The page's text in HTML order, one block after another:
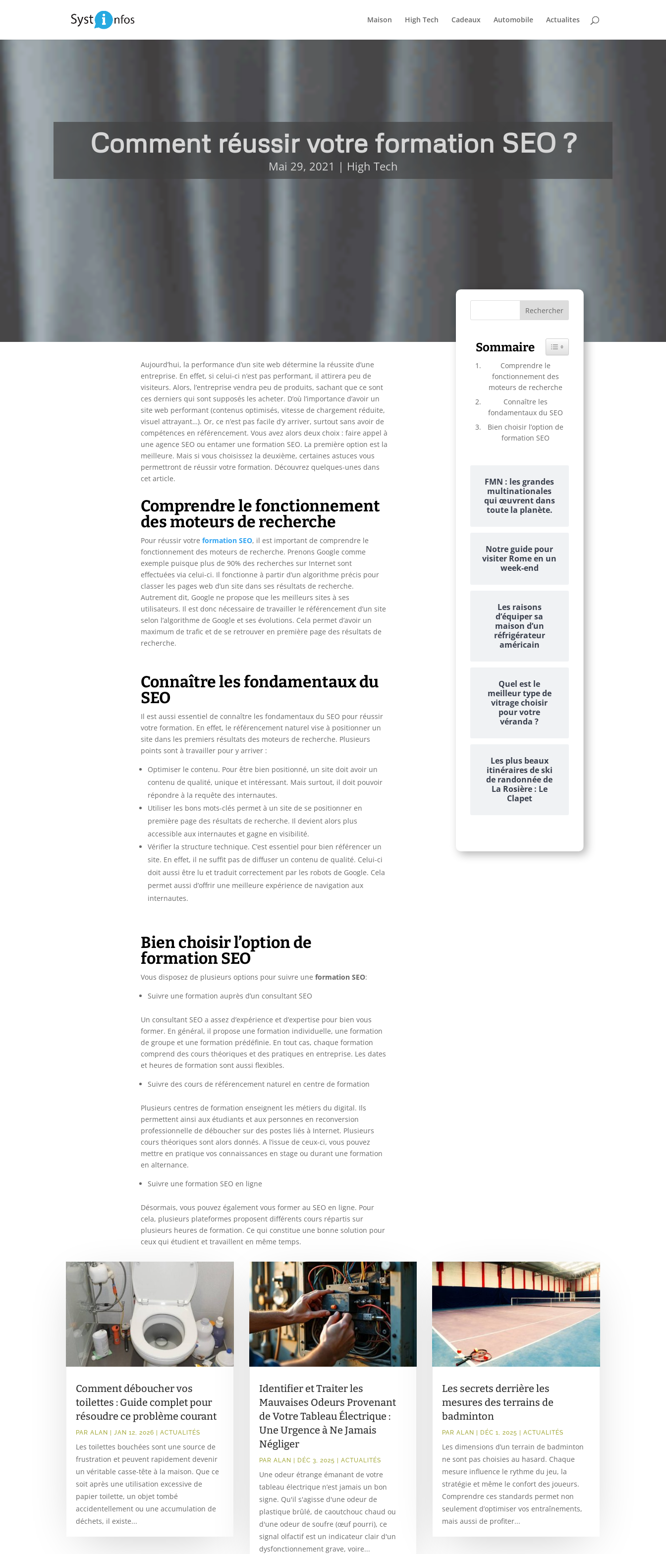
Maison High Tech Cadeaux Automobile Actualites
Comment réussir votre formation SEO ?
Mai 29, 2021 | High Tech
Aujourd’hui, la performance d’un site web détermine la réussite d’une
entreprise. En effet, si celui-ci n’est pas performant, il attirera peu de
visiteurs. Alors, l’entreprise vendra peu de produits, sachant que ce sont
ces derniers qui sont supposés les acheter. D’où l’importance d’avoir un
site web performant (contenus optimisés, vitesse de chargement réduite,
visuel attrayant…). Or, ce n’est pas facile d’y arriver, surtout sans avoir de
compétences en référencement. Vous avez alors deux choix : faire appel à
une agence SEO ou entamer une formation SEO. La première option est la
meilleure. Mais si vous choisissez la deuxième, certaines astuces vous
permettront de réussir votre formation. Découvrez quelques-unes dans
cet article.
Comprendre le fonctionnement
des moteurs de recherche
Pour réussir votreformation SEO, il est important de comprendre le
fonctionnement des moteurs de recherche. Prenons Google comme
exemple puisque plus de 90% des recherches sur Internet sont
effectuées via celui-ci. Il fonctionne à partir d’un algorithme précis pour
classer les pages web d’un site dans ses résultats de recherche.
Autrement dit, Google ne propose que les meilleurs sites à ses
utilisateurs. Il est donc nécessaire de travailler le référencement d’un site
selon l’algorithme de Google et ses évolutions. Cela permet d’avoir un
maximum de trafic et de se retrouver en première page des résultats de
recherche.
Connaître les fondamentaux du
SEO
Il est aussi essentiel de connaître les fondamentaux du SEO pour réussir
votre formation. En effet, le référencement naturel vise à positionner un
site dans les premiers résultats des moteurs de recherche. Plusieurs
points sont à travailler pour y arriver :
Optimiser le contenu. Pour être bien positionné, un site doit avoir un
contenu de qualité, unique et intéressant. Mais surtout, il doit pouvoir
répondre à la requête des internautes.
Utiliser les bons mots-clés permet à un site de se positionner en
première page des résultats de recherche. Il devient alors plus
accessible aux internautes et gagne en visibilité.
Vérifier la structure technique. C’est essentiel pour bien référencer un
site. En effet, il ne suffit pas de diffuser un contenu de qualité. Celui-ci
doit aussi être lu et traduit correctement par les robots de Google. Cela
permet aussi d’offrir une meilleure expérience de navigation aux
internautes.
Bien choisir l’option de
formation SEO
Vous disposez de plusieurs options pour suivre uneformation SEO:
Suivre une formation auprès d’un consultant SEO
Un consultant SEO a assez d’expérience et d’expertise pour bien vous
former. En général, il propose une formation individuelle, une formation
de groupe et une formation prédéfinie. En tout cas, chaque formation
comprend des cours théoriques et des pratiques en entreprise. Les dates
et heures de formation sont aussi flexibles.
Suivre des cours de référencement naturel en centre de formation
Plusieurs centres de formation enseignent les métiers du digital. Ils
permettent ainsi aux étudiants et aux personnes en reconversion
professionnelle de déboucher sur des postes liés à Internet. Plusieurs
cours théoriques sont alors donnés. A l’issue de ceux-ci, vous pouvez
mettre en pratique vos connaissances en stage ou durant une formation
en alternance.
Suivre une formation SEO en ligne
Désormais, vous pouvez également vous former au SEO en ligne. Pour
cela, plusieurs plateformes proposent différents cours répartis sur
plusieurs heures de formation. Ce qui constitue une bonne solution pour
ceux qui étudient et travaillent en même temps.
Sommaire Toggle Table of Content
Comprendre le
fonctionnement des
moteurs de recherche
Connaître les
fondamentaux du SEO
Bien choisir l’option de
formation SEO
FMN : les grandes
multinationales
qui œuvrent dans
toute la planète.
Notre guide pour
visiter Rome en un
week-end
Les raisons
d’équiper sa
maison d’un
réfrigérateur
américain
Quel est le
meilleur type de
vitrage choisir
pour votre
véranda ?
Les plus beaux
itinéraires de ski
de randonnée de
La Rosière : Le
Clapet
Comment déboucher vos
toilettes : Guide complet pour
résoudre ce problème courant
PARALAN |JAN 12, 2026 |ACTUALITÉS
Les toilettes bouchées sont une source de
frustration et peuvent rapidement devenir
un véritable casse-tête à la maison. Que ce
soit après une utilisation excessive de
papier toilette, un objet tombé
accidentellement ou une accumulation de
déchets, il existe...
Identifier et Traiter les
Mauvaises Odeurs Provenant
de Votre Tableau Électrique :
Une Urgence à Ne Jamais
Négliger
PAR ALAN | DÉC 3, 2025 | ACTUALITÉS
Une odeur étrange émanant de votre
tableau électrique n’est jamais un bon
signe. Qu'il s'agisse d'une odeur de
plastique brûlé, de caoutchouc chaud ou
d'une odeur de soufre (œuf pourri), ce
signal olfactif est un indicateur clair d'un
dysfonctionnement grave, voire...
Les secrets derrière les
mesures des terrains de
badminton
PAR ALAN | DÉC 1, 2025 | ACTUALITÉS
Les dimensions d’un terrain de badminton
ne sont pas choisies au hasard. Chaque
mesure influence le rythme du jeu, la
stratégie et même le confort des joueurs.
Comprendre ces standards permet non
seulement d’optimiser vos entraînements,
mais aussi de profiter...